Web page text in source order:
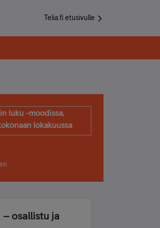
Telia.fi etusivulle
luku -moodissa,
lokakuussa
osallistu ja